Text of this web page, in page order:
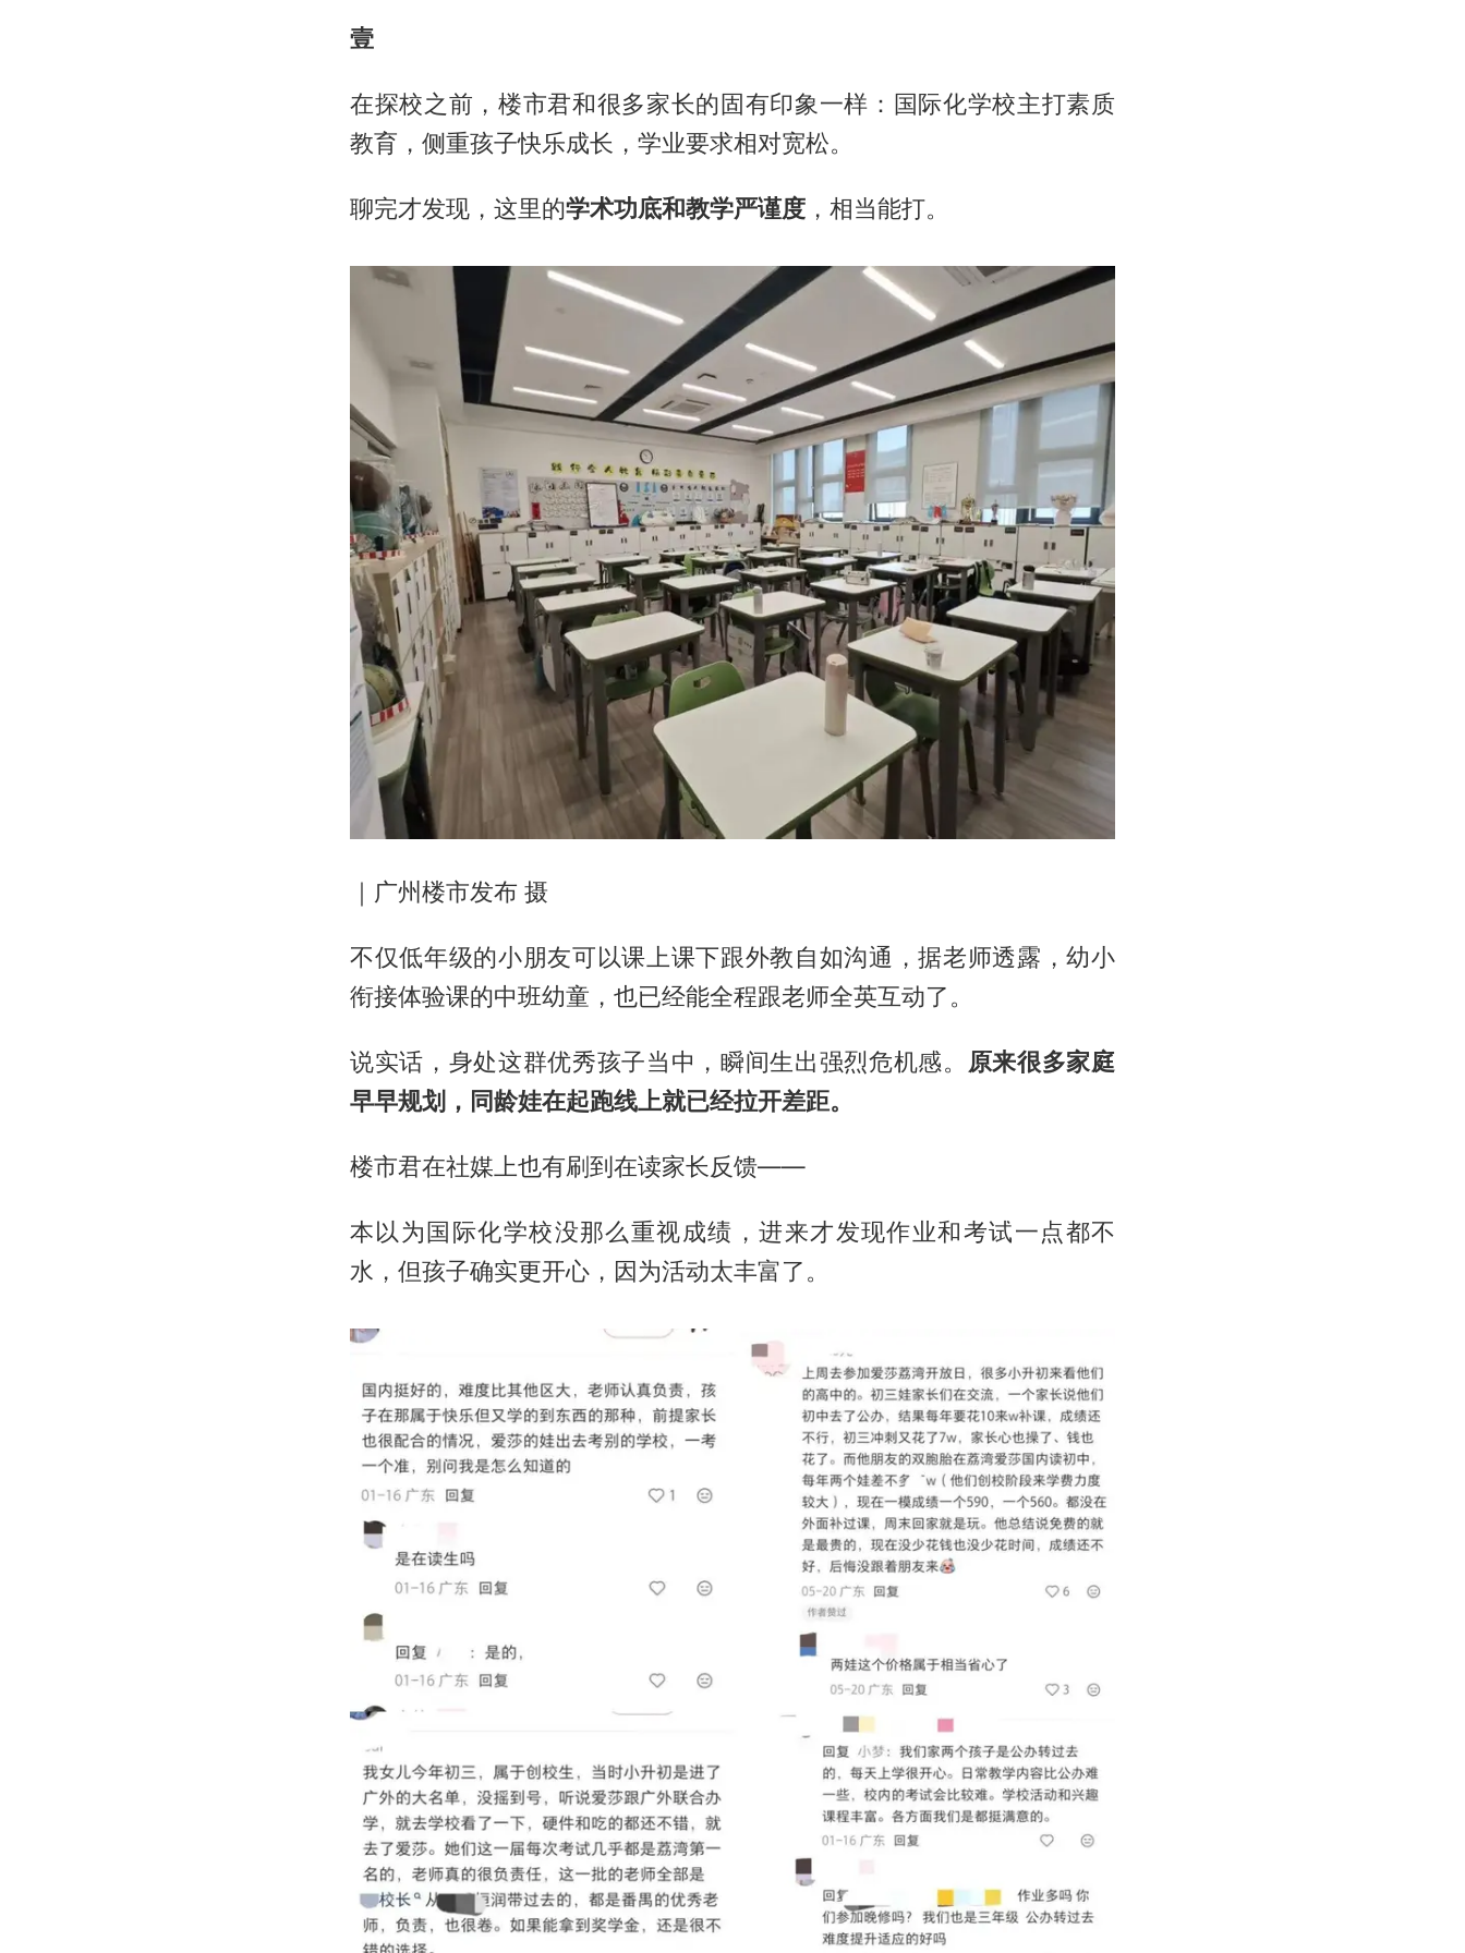
壹
在探校之前，楼市君和很多家长的固有印象一样：国际化学校主打素质
教育，侧重孩子快乐成长，学业要求相对宽松。
聊完才发现，这里的学术功底和教学严谨度 ，相当能打。
｜广州楼市发布 摄
不仅低年级的小朋友可以课上课下跟外教自如沟通，据老师透露，幼小
衔接体验课的中班幼童，也已经能全程跟老师全英互动了。
说实话，身处这群优秀孩子当中，瞬间生出强烈危机感。 原来很多家庭
早早规划，同龄娃在起跑线上就已经拉开差距。
楼市君在社媒上也有刷到在读家长反馈——
本以为国际化学校没那么重视成绩，进来才发现作业和考试一点都不
水，但孩子确实更开心，因为活动太丰富了。